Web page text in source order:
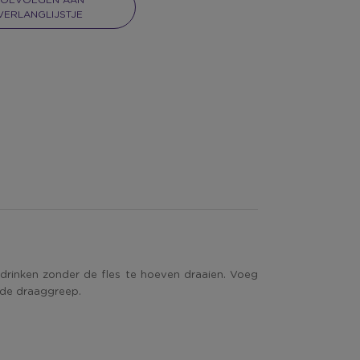
zonder de fles te hoeven draaien. Voeg
draaggreep.